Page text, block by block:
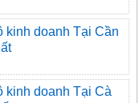
kinh doanh Tại Cần
kinh doanh Tại Cà